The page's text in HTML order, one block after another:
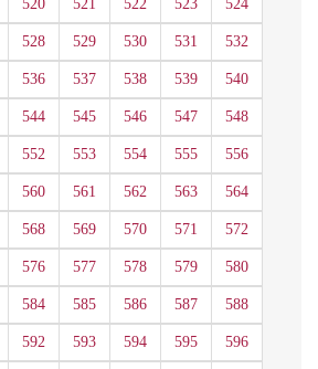
520 521 522 523 524
528 529 530 531 532
536 537 538 539 540
544 545 546 547 548
552 553 554 555 556
560 561 562 563 564
568 569 570 571 572
576 577 578 579 580
584 585 586 587 588
592 593 594 595 596